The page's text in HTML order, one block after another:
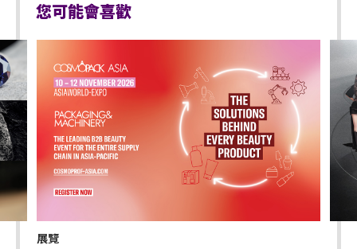
您可能會喜歡
展覽